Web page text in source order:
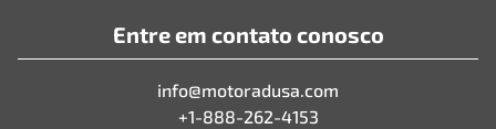
Entre em contato conosco
info@motoradusa.com
+1-888-262-4153